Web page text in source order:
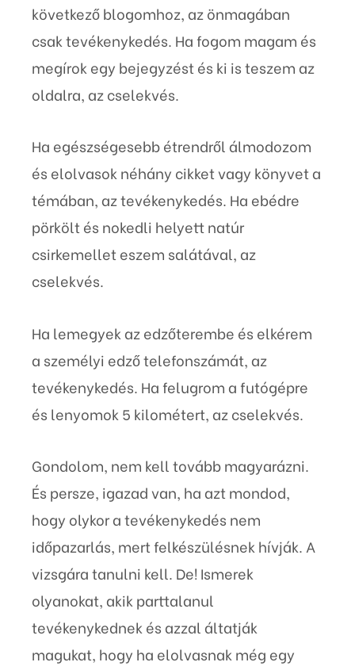
következő blogomhoz, az önmagában
csak tevékenykedés. Ha fogom magam és
megírok egy bejegyzést és ki is teszem az
oldalra, az cselekvés.
Ha egészségesebb étrendről álmodozom
és elolvasok néhány cikket vagy könyvet a
témában, az tevékenykedés. Ha ebédre
pörkölt és nokedli helyett natúr
csirkemellet eszem salátával, az
cselekvés.
Ha lemegyek az edzőterembe és elkérem
a személyi edző telefonszámát, az
tevékenykedés. Ha felugrom a futógépre
és lenyomok 5 kilométert, az cselekvés.
Gondolom, nem kell tovább magyarázni.
És persze, igazad van, ha azt mondod,
hogy olykor a tevékenykedés nem
időpazarlás, mert felkészülésnek hívják. A
vizsgára tanulni kell. De! Ismerek
olyanokat, akik parttalanul
tevékenykednek és azzal áltatják
magukat, hogy ha elolvasnak még egy